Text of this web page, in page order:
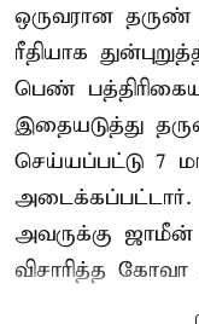
ஒருவரான
ரீதியாக
பெண்
இதையடுத்து
செய்யப்பட்டு 7
அடைக்கப்பட்டார்.
அவருக்கு
விசாரித்த கோவா